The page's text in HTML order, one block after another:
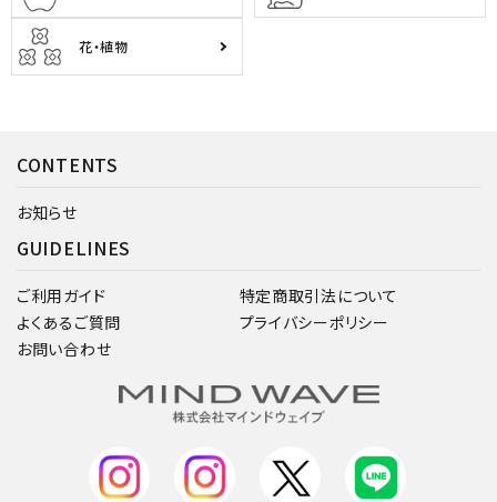
花・植物
CONTENTS
お知らせ
GUIDELINES
ご利用ガイド
よくあるご質問
お問い合わせ
特定商取引法について
プライバシーポリシー